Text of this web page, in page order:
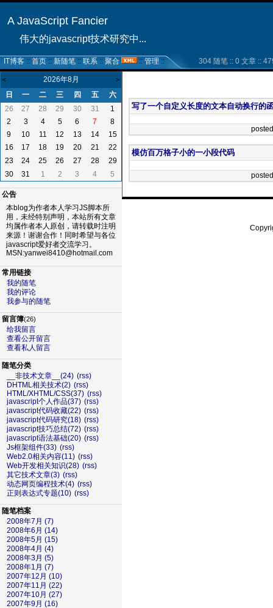
A JavaScript Fancier
伟大的javascript技术研究中...
IT博客 :: 首页 :: 新随笔 :: 联系 :: 聚合 :: 管理 :: 304 随笔 :: 0 文章 ::
< 2026年8月 >
日 一 二 三 四 五
六
26
27 28 29 30 31
1
2
3 4 5 6 7
8
9
10 11 12 13 14
15
16
17 18 19 20 21
22
23
24 25 26 27 28
29
30
31 1 2 3 4 5
公告
本blog为作者本人学习JS脚本所
用，未经特别声明，本站所有文章
均属作者本人原创，请转载时注明
来源！谢谢合作！同时希望与各位
javascript爱好者交流学习。
MSN:yanwei8410@hotmail.com
常用链接
我的随笔
我的评论
我参与的随笔
留言簿(26)
给我留言
查看公开留言
查看私人留言
随笔分类
__非技术文章__(24) (rss)
DHTML相关技术(2) (rss)
HTML/XHTML/CSS(37) (rss)
javascript个人作品(37) (rss)
javascript代码收藏(22) (rss)
javascript代码研究(18) (rss)
javascript技巧总结(72) (rss)
javascript语法基础(20) (rss)
Js框架组件(33) (rss)
Web2.0相关内容(11) (rss)
Web开发相关知识(28) (rss)
其它技术文章(3) (rss)
动态网页编程技术(4) (rss)
正则表达式专题(10) (rss)
随笔档案
2008年7月 (7)
2008年6月 (14)
2008年5月 (15)
2008年4月 (4)
2008年3月 (5)
2008年1月 (7)
2007年12月 (10)
2007年11月 (22)
2007年10月 (27)
2007年9月 (16)
写了一个自定义长度的文本自动换行的
模仿百万格子小的一小段代码
51La